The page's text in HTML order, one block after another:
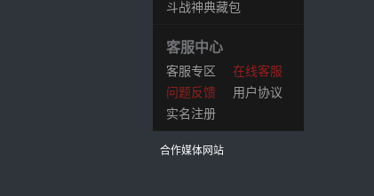
集
斗战神典藏包
客服中心
客服专区
在线客服
问题反馈
用户协议
实名注册
合作媒体网站